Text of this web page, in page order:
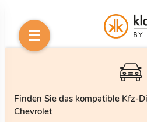
Finden Sie das kompatible Kfz-
Chevrolet